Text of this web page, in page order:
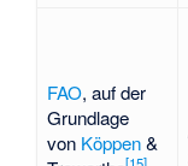
FAO, auf der
Grundlage
von Köppen&